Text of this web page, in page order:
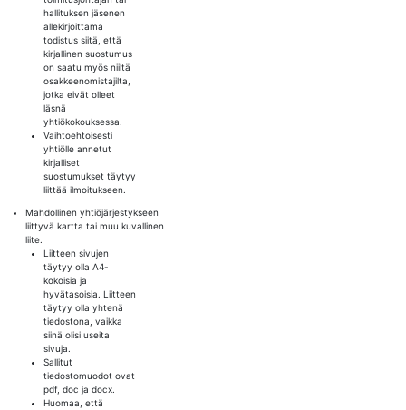
hallituksen jäsenen
allekirjoittama
todistus siitä, että
kirjallinen suostumus
on saatu myös niiltä
osakkeenomistajilta,
jotka eivät olleet
läsnä
yhtiökokouksessa.
Vaihtoehtoisesti
yhtiölle annetut
kirjalliset
suostumukset täytyy
liittää ilmoitukseen.
Mahdollinen yhtiöjärjestykseen
liittyvä kartta tai muu kuvallinen
liite.
Liitteen sivujen
täytyy olla A4-
kokoisia ja
hyvätasoisia. Liitteen
täytyy olla yhtenä
tiedostona, vaikka
siinä olisi useita
sivuja.
Sallitut
tiedostomuodot ovat
pdf, doc ja docx.
Huomaa, että